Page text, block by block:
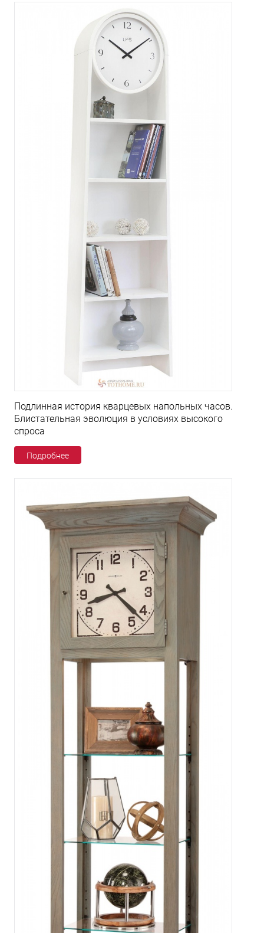
Подлинная история кварцевых напольных часов.
Блистательная эволюция в условиях высокого
спроса
Подробнее